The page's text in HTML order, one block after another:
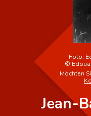
Autor(inn)en A-Z
Erweiterte Suche
Häufige Fragen
Forschungsgruppe
Foto:
©
Möchten
Jean-